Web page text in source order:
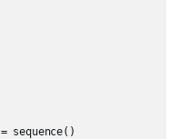
sequence()